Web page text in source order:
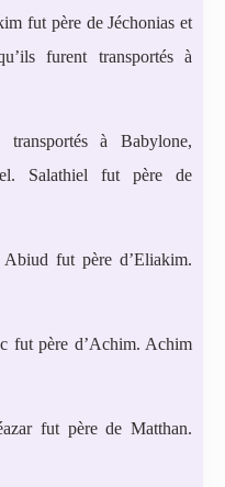
fut père de Jéchonias et
furent transportés à
à Babylone,
Salathiel fut père de
fut père d’Eliakim.
fut père d’Achim. Achim
fut père de Matthan.